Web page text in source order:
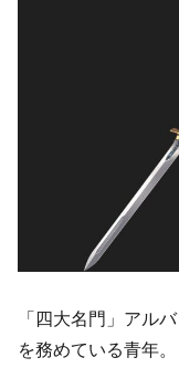
「四大名門」アル
を務めている青年。